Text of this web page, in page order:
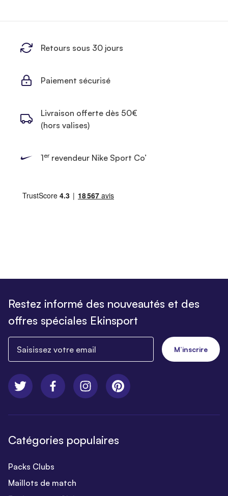
Retours sous 30 jours
Paiement sécurisé
Livraison offerte dès 50€
(hors valises)
1errevendeur Nike Sport Co’
Restez informé des nouveautés et des
offres spéciales Ekinsport
M’inscrire
Catégories populaires
Packs Clubs
Maillots de match